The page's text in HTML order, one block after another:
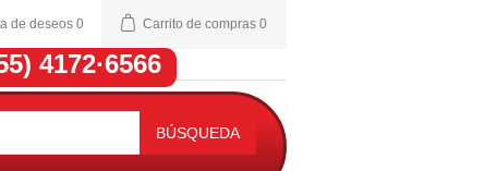
de deseos 0 Carrito de compras 0
4172·6566
BÚSQUEDA